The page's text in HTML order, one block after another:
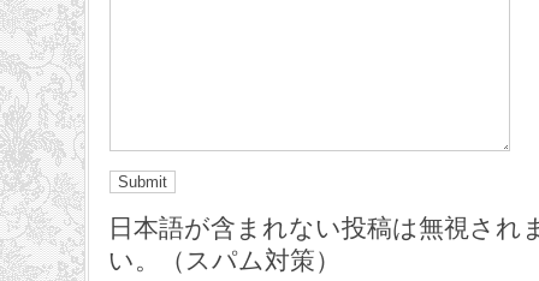
日本語が含まれない投稿は無視され
い。（スパム対策）